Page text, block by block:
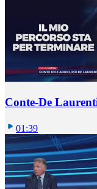
Conte-De
01:39